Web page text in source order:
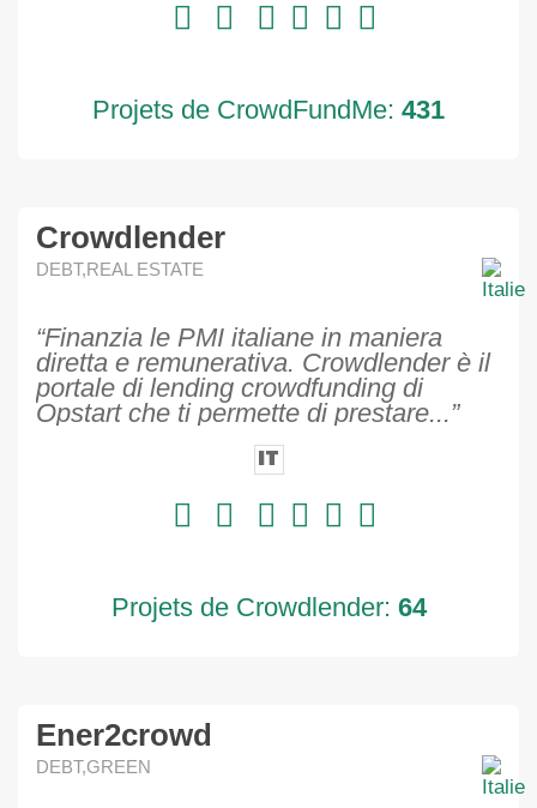
Projets de CrowdFundMe: 431
Crowdlender
DEBT,REAL ESTATE
“Finanzia le PMI italiane in maniera
diretta e remunerativa. Crowdlender è il
portale di lending crowdfunding di
Opstart che ti permette di prestare...”
IT
Projets de Crowdlender: 64
Ener2crowd
DEBT,GREEN